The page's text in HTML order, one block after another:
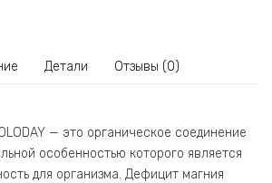
Детали Отзывы (0)
— это органическое соединение
особенностью которого является
для организма. Дефицит магния